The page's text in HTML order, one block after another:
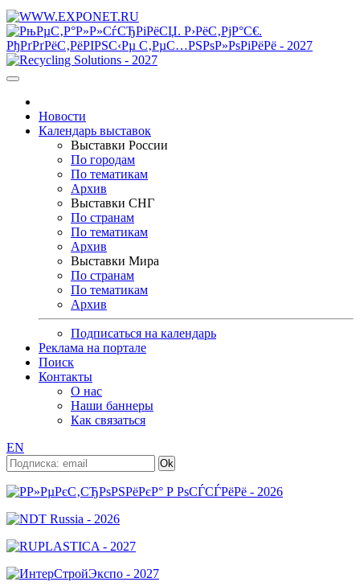
Новости
Календарь выставок
Выставки России
По городам
По тематикам
Архив
Выставки СНГ
По странам
По тематикам
Архив
Выставки Мира
По странам
По тематикам
Архив
Подписаться на календарь
Реклама на портале
Поиск
Контакты
О нас
Наши баннеры
Как связаться
EN